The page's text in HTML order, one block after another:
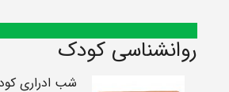
روانشناسی کودک
شب ادراری